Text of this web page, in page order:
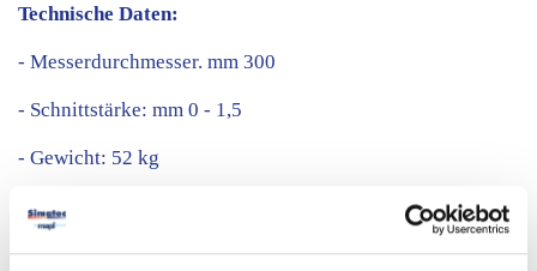
Technische Daten:
- Messerdurchmesser. mm 300
- Schnittstärke: mm 0 - 1,5
- Gewicht: 52 kg
Weitere Informationen: